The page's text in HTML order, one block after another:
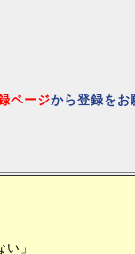
ページから登録をお
」